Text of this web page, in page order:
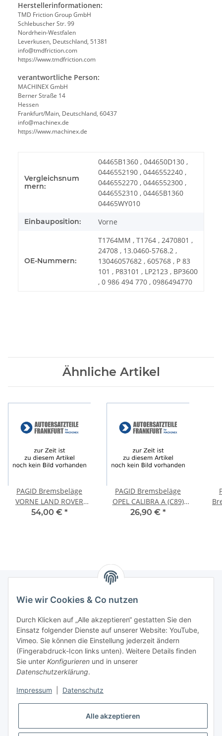
Herstellerinformationen:
TMD Friction Group GmbH
Schlebuscher Str. 99
Nordrhein-Westfalen
Leverkusen, Deutschland, 51381
info@tmdfriction.com
https://www.tmdfriction.com
verantwortliche Person:
MACHINEX GmbH
Berner Straße 14
Hessen
Frankfurt/Main, Deutschland, 60437
info@machinex.de
https://www.machinex.de
Vergleichsnum
mern:
04465B1360 , 044650D130 ,
0446552190 , 0446552240 ,
0446552270 , 0446552300 ,
0446552310 , 04465B1360
04465WY010
Einbauposition: Vorne
OE-Nummern:
T1764MM , T1764 , 2470801 ,
24708 , 13.0460-5768.2 ,
13046057682 , 605768 , P 83
101 , P83101 , LP2123 , BP3600
, 0 986 494 770 , 0986494770
Ähnliche Artikel
PAGID Bremsbeläge
VORNE LAND ROVER
RANGE ROVER EVOQUE
54,00 € *
PAGID Bremsbeläge
OPEL CALIBRA A (C89)
VECTRA B (J96) Caravan
26,90 € *
Bitte senden Sie mir entsprechend Ihrer
Datenschutzerklärungregelmäßig und jederzeit widerruflich
Informationen zu Ihrem Produktsortiment per E-Mail zu.
Wie wir Cookies & Co nutzen
Durch Klicken auf „Alle akzeptieren“ gestatten Sie den
Einsatz folgender Dienste auf unserer Website: YouTube,
Vimeo. Sie können die Einstellung jederzeit ändern
(Fingerabdruck-Icon links unten). Weitere Details finden
Sie unter Konfigurieren und in unserer
Datenschutzerklärung.
Impressum Datenschutz
Alle akzeptieren